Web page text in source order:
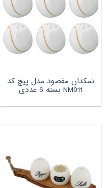
نمکدان مقصود مدل پیچ کد
NM011 بسته 6 عددی